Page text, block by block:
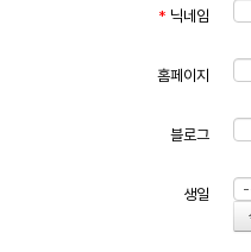
* 닉네임
홈페이지
블로그
생일